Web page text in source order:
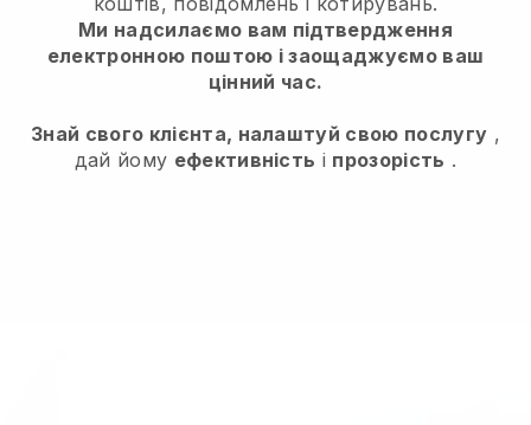
Ми надсилаємо вам підтвердження
електронною поштою і заощаджуємо ваш
цінний час.
Знай свого клієнта, налаштуй свою послугу ,
дай йому ефективність і прозорість .